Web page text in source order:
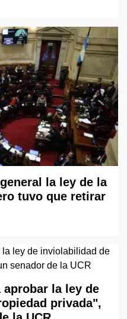
la ley de la
tuvo que retirar
la ley de
privada",